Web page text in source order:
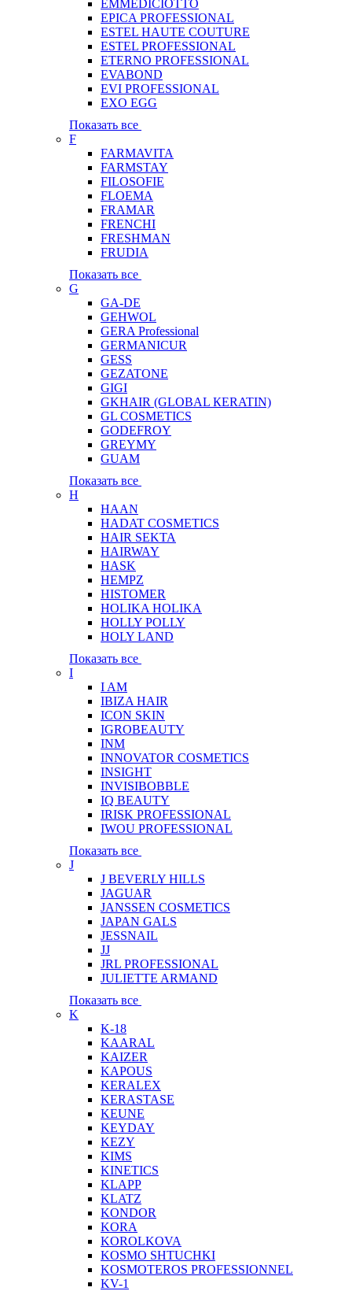
EMMEDICIOTTO
EPICA PROFESSIONAL
ESTEL HAUTE COUTURE
ESTEL PROFESSIONAL
ETERNO PROFESSIONAL
EVABOND
EVI PROFESSIONAL
EXO EGG
Показать все
F
FARMAVITA
FARMSTAY
FILOSOFIE
FLOEMA
FRAMAR
FRENCHI
FRESHMAN
FRUDIA
Показать все
G
GA-DE
GEHWOL
GERA Professional
GERMANICUR
GESS
GEZATONE
GIGI
GKHAIR (GLOBAL КЕRATIN)
GL COSMETICS
GODEFROY
GREYMY
GUAM
Показать все
H
HAAN
HADAT COSMETICS
HAIR SEKTA
HAIRWAY
HASK
HEMPZ
HISTOMER
HOLIKA HOLIKA
HOLLY POLLY
HOLY LAND
Показать все
I
I AM
IBIZA HAIR
ICON SKIN
IGROBEAUTY
INM
INNOVATOR COSMETICS
INSIGHT
INVISIBOBBLE
IQ BEAUTY
IRISK PROFESSIONAL
IWOU PROFESSIONAL
Показать все
J
J BEVERLY HILLS
JAGUAR
JANSSEN COSMETICS
JAPAN GALS
JESSNAIL
JJ
JRL PROFESSIONAL
JULIETTE ARMAND
Показать все
K
K-18
KAARAL
KAIZER
KAPOUS
KERALEX
KERASTASE
KEUNE
KEYDAY
KEZY
KIMS
KINETICS
KLAPP
KLATZ
KONDOR
KORA
KOROLKOVA
KOSMO SHTUCHKI
KOSMOTEROS PROFESSIONNEL
KV-1